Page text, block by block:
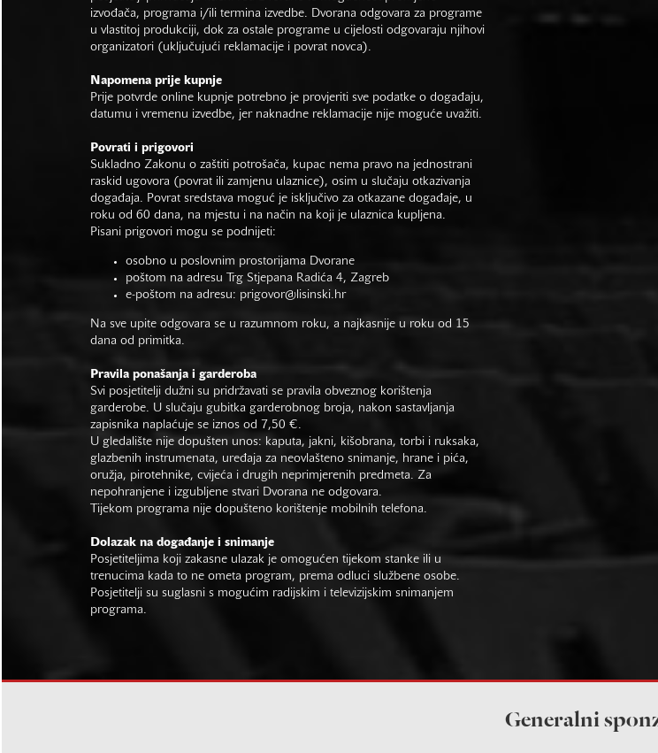
izvođača, programa i/ili termina izvedbe. Dvorana odgovara za programe
u vlastitoj produkciji, dok za ostale programe u cijelosti odgovaraju njihovi
organizatori (uključujući reklamacije i povrat novca).
Napomena prije kupnje
Prije potvrde online kupnje potrebno je provjeriti sve podatke o događaju,
datumu i vremenu izvedbe, jer naknadne reklamacije nije moguće uvažiti.
Povrati i prigovori
Sukladno Zakonu o zaštiti potrošača, kupac nema pravo na jednostrani
raskid ugovora (povrat ili zamjenu ulaznice), osim u slučaju otkazivanja
događaja. Povrat sredstava moguć je isključivo za otkazane događaje, u
roku od 60 dana, na mjestu i na način na koji je ulaznica kupljena.
Pisani prigovori mogu se podnijeti:
osobno u poslovnim prostorijama Dvorane
poštom na adresu Trg Stjepana Radića 4, Zagreb
e-poštom na adresu: prigovor@lisinski.hr
Na sve upite odgovara se u razumnom roku, a najkasnije u roku od 15
dana od primitka.
Pravila ponašanja i garderoba
Svi posjetitelji dužni su pridržavati se pravila obveznog korištenja
garderobe. U slučaju gubitka garderobnog broja, nakon sastavljanja
zapisnika naplaćuje se iznos od 7,50 €.
U gledalište nije dopušten unos: kaputa, jakni, kišobrana, torbi i ruksaka,
glazbenih instrumenata, uređaja za neovlašteno snimanje, hrane i pića,
oružja, pirotehnike, cvijeća i drugih neprimjerenih predmeta. Za
nepohranjene i izgubljene stvari Dvorana ne odgovara.
Tijekom programa nije dopušteno korištenje mobilnih telefona.
Dolazak na događanje i snimanje
Posjetiteljima koji zakasne ulazak je omogućen tijekom stanke ili u
trenucima kada to ne ometa program, prema odluci službene osobe.
Posjetitelji su suglasni s mogućim radijskim i televizijskim snimanjem
programa.
Generalni